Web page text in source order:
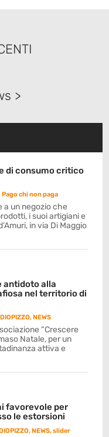
>
di consumo critico
Pago chi non paga
a un negozio che
i suoi artigiani e
in via Di Maggio
antidoto alla
nel territorio di
,NEWS
“Crescere
Natale, per un
attiva e
favorevole per
le estorsioni
,NEWS,slider